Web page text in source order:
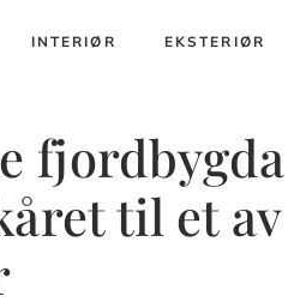
INTERIØR EKSTERIØR
fjordbygda
til et av